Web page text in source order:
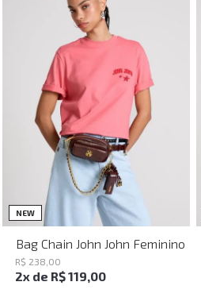
NEW UN
Bag Chain John John Feminino
R$ 238 00
2x de R$119,00